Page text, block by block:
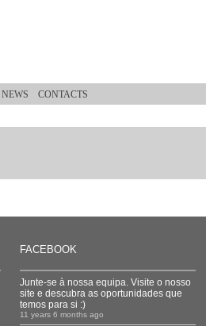
NEWS CONTACTS
FACEBOOK
Junte-se à nossa equipa. Visite o nosso
site e descubra as oportunidades que
temos para si :)
11 years 6 months ago